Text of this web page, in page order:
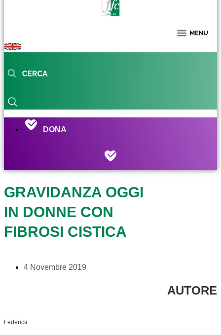
DONA
GRAVIDANZA OGGI
IN DONNE CON
FIBROSI CISTICA
4 Novembre 2019
AUTORE
Federica